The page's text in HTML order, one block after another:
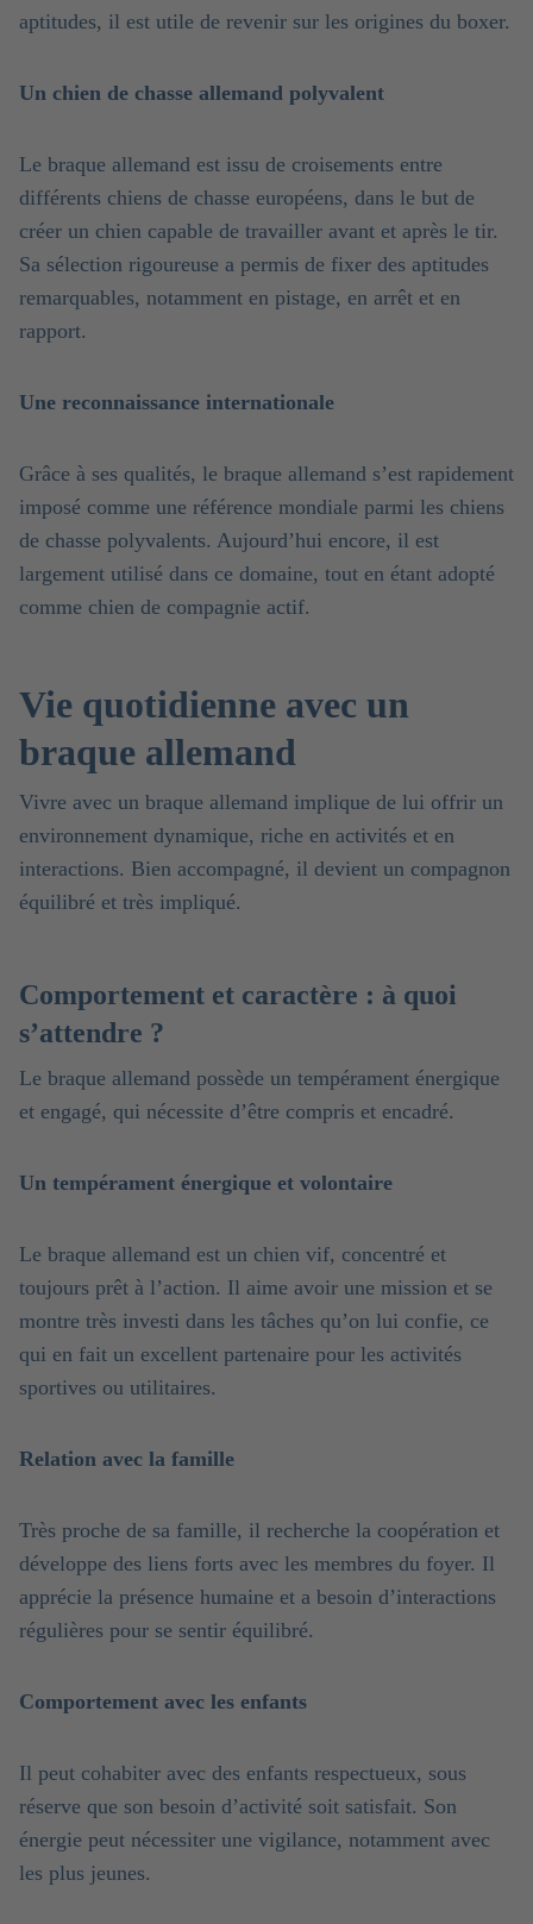
aptitudes, il est utile de revenir sur les origines du boxer.
Un chien de chasse allemand polyvalent
Le braque allemand est issu de croisements entre
différents chiens de chasse européens, dans le but de
créer un chien capable de travailler avant et après le tir.
Sa sélection rigoureuse a permis de fixer des aptitudes
remarquables, notamment en pistage, en arrêt et en
rapport.
Une reconnaissance internationale
Grâce à ses qualités, le braque allemand s’est rapidement
imposé comme une référence mondiale parmi les chiens
de chasse polyvalents. Aujourd’hui encore, il est
largement utilisé dans ce domaine, tout en étant adopté
comme chien de compagnie actif.
Vie quotidienne avec un
braque allemand
Vivre avec un braque allemand implique de lui offrir un
environnement dynamique, riche en activités et en
interactions. Bien accompagné, il devient un compagnon
équilibré et très impliqué.
Comportement et caractère : à quoi
s’attendre ?
Le braque allemand possède un tempérament énergique
et engagé, qui nécessite d’être compris et encadré.
Un tempérament énergique et volontaire
Le braque allemand est un chien vif, concentré et
toujours prêt à l’action. Il aime avoir une mission et se
montre très investi dans les tâches qu’on lui confie, ce
qui en fait un excellent partenaire pour les activités
sportives ou utilitaires.
Relation avec la famille
Très proche de sa famille, il recherche la coopération et
développe des liens forts avec les membres du foyer. Il
apprécie la présence humaine et a besoin d’interactions
régulières pour se sentir équilibré.
Comportement avec les enfants
Il peut cohabiter avec des enfants respectueux, sous
réserve que son besoin d’activité soit satisfait. Son
énergie peut nécessiter une vigilance, notamment avec
les plus jeunes.